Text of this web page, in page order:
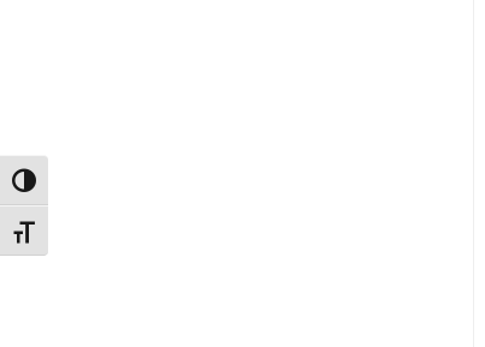
Εναλλαγή Υψηλής Αντίθεσης
Εναλλαγή Μεγέθους Γραμμάτων